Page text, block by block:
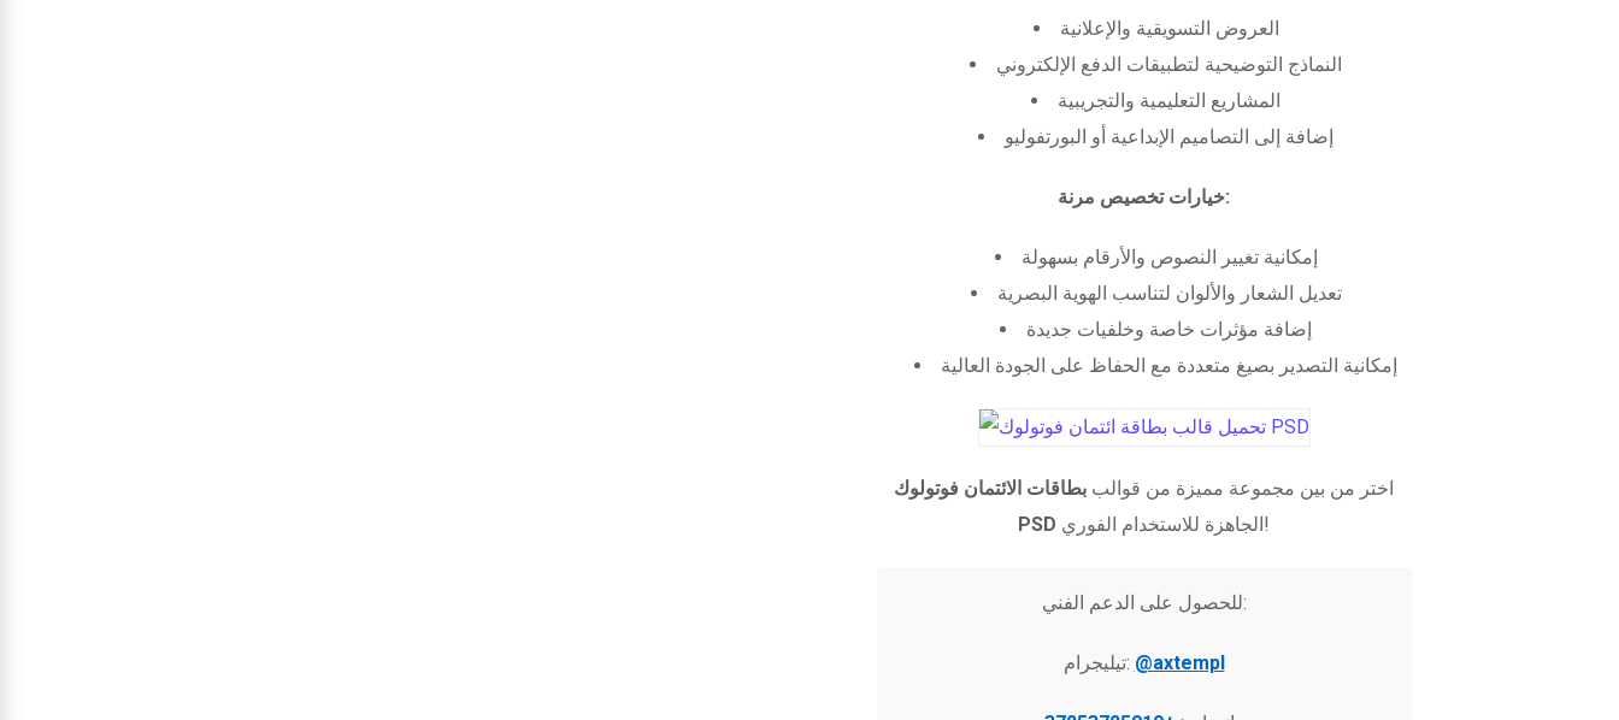
العروض التسويقية والإعلانية
النماذج التوضيحية لتطبيقات الدفع الإلكتروني
المشاريع التعليمية والتجريبية
إضافة إلى التصاميم الإبداعية أو البورتفوليو
خيارات تخصيص مرنة:
إمكانية تغيير النصوص والأرقام بسهولة
تعديل الشعار والألوان لتناسب الهوية البصرية
إضافة مؤثرات خاصة وخلفيات جديدة
إمكانية التصدير بصيغ متعددة مع الحفاظ على الجودة العالية
اختر من بين مجموعة مميزة من قوالب بطاقات الائتمان فوتولوك
PSD
الجاهزة للاستخدام الفوري!
للحصول على الدعم الفني:
تيليجرام: @axtempl